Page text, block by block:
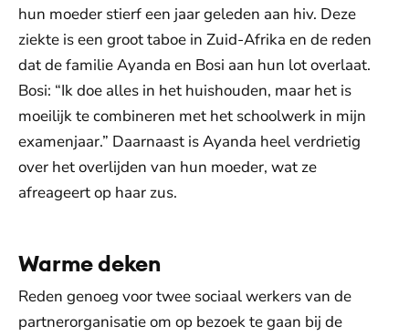
hun moeder stierf een jaar geleden aan hiv. Deze
ziekte is een groot taboe in Zuid-Afrika en de reden
dat de familie Ayanda en Bosi aan hun lot overlaat.
Bosi: “Ik doe alles in het huishouden, maar het is
moeilijk te combineren met het schoolwerk in mijn
examenjaar.” Daarnaast is Ayanda heel verdrietig
over het overlijden van hun moeder, wat ze
afreageert op haar zus.
Warme deken
Reden genoeg voor twee sociaal werkers van de
partnerorganisatie om op bezoek te gaan bij de